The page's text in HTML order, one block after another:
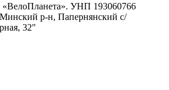
«ВелоПланета». УНП 193060766
р-н, Папернянский с/
32"